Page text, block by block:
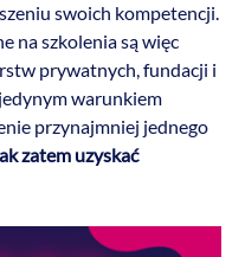
swoich kompetencji.
na szkolenia są więc
prywatnych, fundacji i
warunkiem
przynajmniej jednego
zatem uzyskać